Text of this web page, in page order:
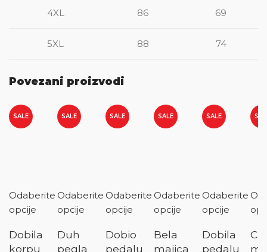
4XL 86 69
5XL 88 74
Povezani proizvodi
SALE
Odaberite
opcije
Dobila
korpu
SALE
Odaberite
opcije
Duh
pegla
SALE
Odaberite
opcije
Dobio
pedalu
SALE
Odaberite
opcije
Bela
majica
SALE
Odaberite
opcije
Dobila
pedalu